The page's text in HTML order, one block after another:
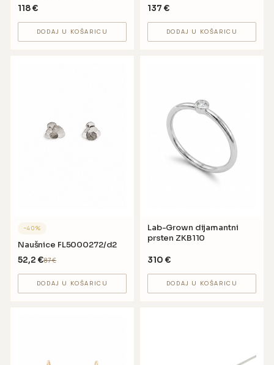
118€
DODAJ U KOŠARICU
137 €
DODAJ U KOŠARICU
−40%
Naušnice FL5000272/d2
52,2 €87€
DODAJ U KOŠARICU
Lab-Grown dijamantni
prsten ZKB110
310 €
DODAJ U KOŠARICU